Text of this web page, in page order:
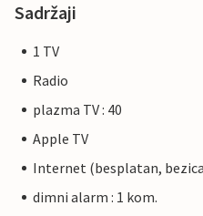
Sadržaji
1 TV
Radio
plazma TV : 40
Apple TV
Internet (besplatan,
dimni alarm : 1 kom.